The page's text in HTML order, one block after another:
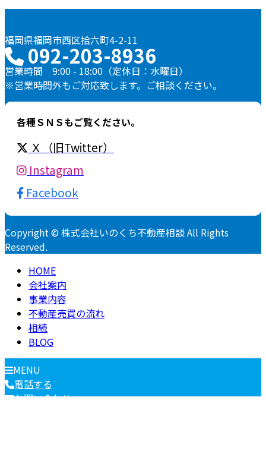
福岡県福岡市西区拾六町4-2-11
092-203-8936
営業時間 9:00 - 18:00（定休日：水曜日）
※営業時間外もご対応致します。ご相談ください。
各種ＳＮＳもご覧ください。
Ｘ（旧Twitter）
Instagram
Facebook
Copyright © 株式会社いのくち不動産相談 All Rights
Reserved.
HOME
会社案内
事業内容
不動産売買の流れ
相続
BLOG
MENU
電話する
お問い合わせ